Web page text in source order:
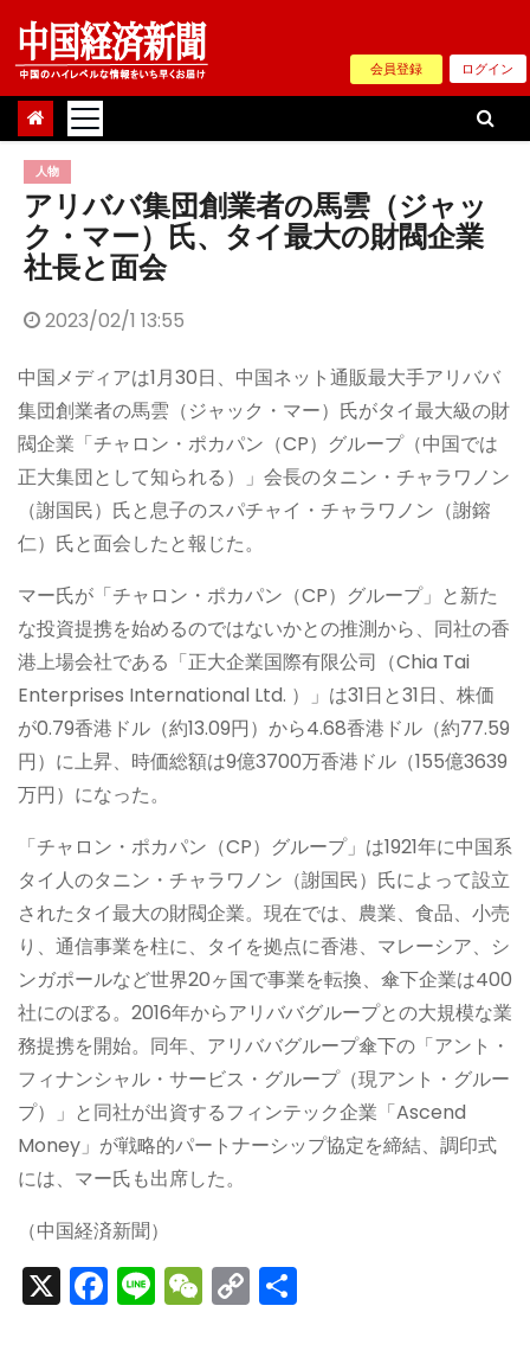
Skip
content
会員登録 ログイン
人物
アリババ集団創業者の馬雲（ジャッ
ク・マー）氏、タイ最大の財閥企業
社長と面会
2023/02/1 13:55
中国メディアは1月30日、中国ネット通販最大手アリババ
集団創業者の馬雲（ジャック・マー）氏がタイ最大級の財
閥企業「チャロン・ポカパン（CP）グループ（中国では
正大集団として知られる）」会長のタニン・チャラワノン
（謝国民）氏と息子のスパチャイ・チャラワノン（謝鎔
仁）氏と面会したと報じた。
マー氏が「チャロン・ポカパン（CP）グループ」と新た
な投資提携を始めるのではないかとの推測から、同社の香
港上場会社である「正大企業国際有限公司（Chia Tai
Enterprises International Ltd. ）」は31日と31日、株価
が0.79香港ドル（約13.09円）から4.68香港ドル（約77.59
円）に上昇、時価総額は9億3700万香港ドル（155億3639
万円）になった。
「チャロン・ポカパン（CP）グループ」は1921年に中国系
タイ人のタニン・チャラワノン（謝国民）氏によって設立
されたタイ最大の財閥企業。現在では、農業、食品、小売
り、通信事業を柱に、タイを拠点に香港、マレーシア、シ
ンガポールなど世界20ヶ国で事業を転換、傘下企業は400
社にのぼる。2016年からアリババグループとの大規模な業
務提携を開始。同年、アリババグループ傘下の「アント・
フィナンシャル・サービス・グループ（現アント・グルー
プ）」と同社が出資するフィンテック企業「Ascend
Money」が戦略的パートナーシップ協定を締結、調印式
には、マー氏も出席した。
（中国経済新聞）
X F
a
Li
n
W
e
C
o